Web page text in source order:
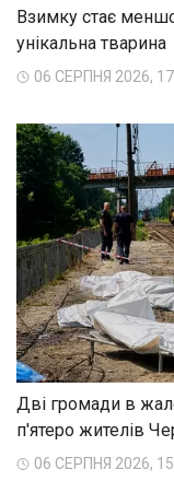
Взимку стає
унікальна тварина
06 СЕРПНЯ 2026,
Дві громади в
п'ятеро жителів
06 СЕРПНЯ 2026,